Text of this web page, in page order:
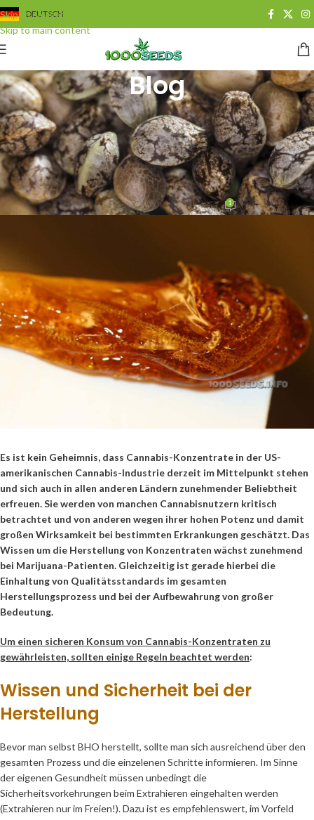
Skip to navigation
Skip to main content
DEUTSCH
Blog
BLOG,CANNABIS ALS MEDIZIN,GROWING
Cannabis-Konzentrate:
sicherer medizinischer
Gebrauch
Juan CervantesOn 19. März 2014 1
Es ist kein Geheimnis, dass Cannabis-Konzentrate in der US-
amerikanischen Cannabis-Industrie derzeit im Mittelpunkt stehen
und sich auch in allen anderen Ländern zunehmender Beliebtheit
erfreuen. Sie werden von manchen Cannabisnutzern kritisch
betrachtet und von anderen wegen ihrer hohen Potenz und damit
großen Wirksamkeit bei bestimmten Erkrankungen geschätzt. Das
Wissen um die Herstellung von Konzentraten wächst zunehmend
bei Marijuana-Patienten. Gleichzeitig ist gerade hierbei die
Einhaltung von Qualitätsstandards im gesamten
Herstellungsprozess und bei der Aufbewahrung von großer
Bedeutung.
Um einen sicheren Konsum von Cannabis-Konzentraten zu
gewährleisten, sollten einige Regeln beachtet werden:
Wissen und Sicherheit bei der
Herstellung
Bevor man selbst BHO herstellt, sollte man sich ausreichend über den
gesamten Prozess und die einzelenen Schritte informieren. Im Sinne
der eigenen Gesundheit müssen unbedingt die
Sicherheitsvorkehrungen beim Extrahieren eingehalten werden
(Extrahieren nur im Freien!). Dazu ist es empfehlenswert, im Vorfeld